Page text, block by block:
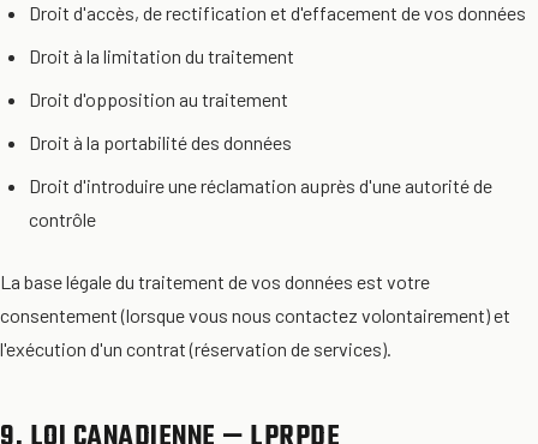
Droit d'accès, de rectification et d'effacement de vos données
Droit à la limitation du traitement
Droit d'opposition au traitement
Droit à la portabilité des données
Droit d'introduire une réclamation auprès d'une autorité de
contrôle
La base légale du traitement de vos données est votre
consentement (lorsque vous nous contactez volontairement) et
l'exécution d'un contrat (réservation de services).